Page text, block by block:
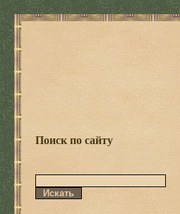
Поиск по сайту